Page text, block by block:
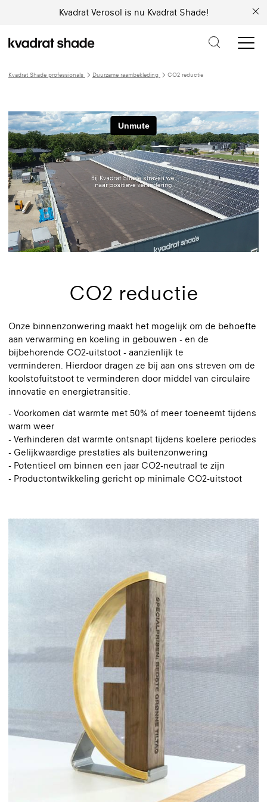
Kvadrat Verosol is nu Kvadrat Shade!
Kvadrat Shade professionals Duurzame raambekleding CO2 reductie
CO2 reductie
Onze binnenzonwering maakt het mogelijk om de behoefte
aan verwarming en koeling in gebouwen - en de
bijbehorende CO2-uitstoot - aanzienlijk te
verminderen. Hierdoor dragen ze bij aan ons streven om de
koolstofuitstoot te verminderen door middel van circulaire
innovatie en energietransitie.
- Voorkomen dat warmte met 50% of meer toeneemt tijdens
warm weer
- Verhinderen dat warmte ontsnapt tijdens koelere periodes
- Gelijkwaardige prestaties als buitenzonwering
- Potentieel om binnen een jaar CO2-neutraal te zijn
- Productontwikkeling gericht op minimale CO2-uitstoot